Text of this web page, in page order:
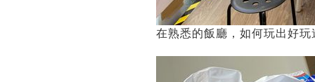
在熟悉的飯廳，如何玩出好玩